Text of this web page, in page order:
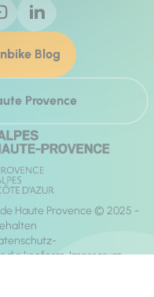
Blog
Provence
Haute Provence © 2025 -
konform Impressum